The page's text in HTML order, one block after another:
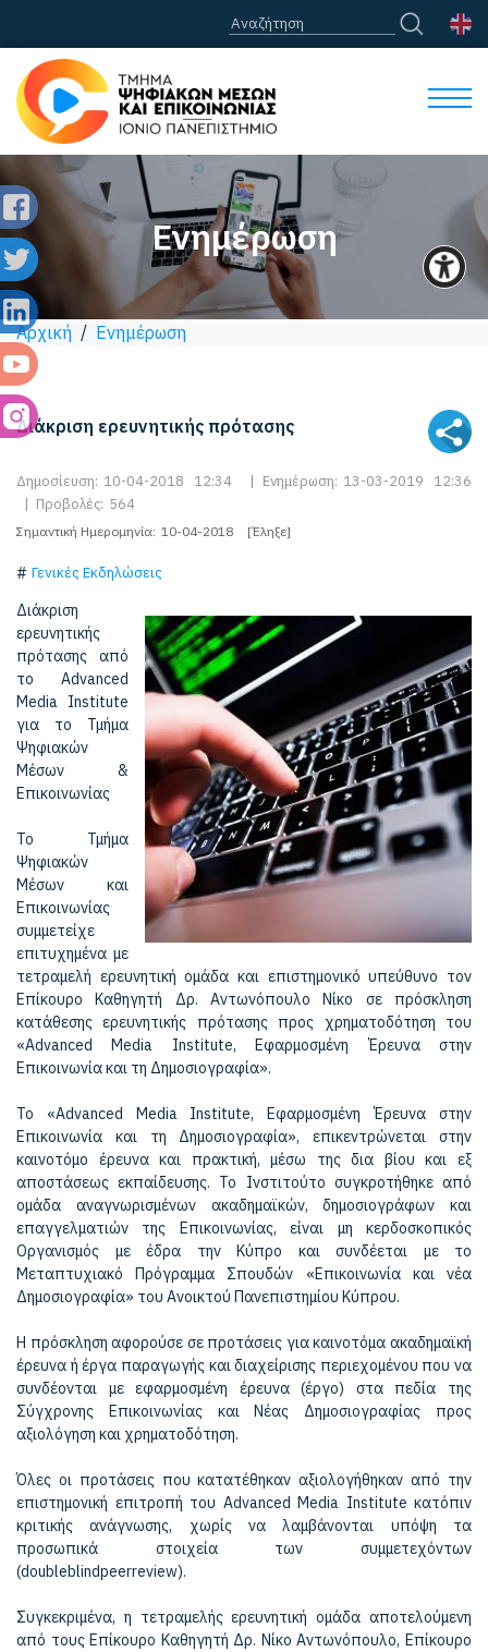
Ενημέρωση
Αρχική / Ενημέρωση
Διάκριση ερευνητικής πρότασης
Δημοσίευση: 10-04-2018 12:34 | Ενημέρωση: 13-03-2019 12:36
| Προβολές: 564
Σημαντική Ημερομηνία: 10-04-2018 [Έληξε]
Γενικές Εκδηλώσεις
Διάκριση
ερευνητικής
πρότασης από
το Advanced
Media Institute
για το Τμήμα
Ψηφιακών
Μέσων &
Επικοινωνίας
Το Τμήμα
Ψηφιακών
Μέσων και
Επικοινωνίας
συμμετείχε
επιτυχημένα με
τετραμελή ερευνητική ομάδα και επιστημονικό υπεύθυνο τον
Επίκουρο Καθηγητή Δρ. Αντωνόπουλο Νίκο σε πρόσκληση
κατάθεσης ερευνητικής πρότασης προς χρηματοδότηση του
«Advanced Media Institute, Εφαρμοσμένη Έρευνα στην
Επικοινωνία και τη Δημοσιογραφία».
Το «Advanced Media Institute, Εφαρμοσμένη Έρευνα στην
Επικοινωνία και τη Δημοσιογραφία», επικεντρώνεται στην
καινοτόμο έρευνα και πρακτική, μέσω της δια βίου και εξ
αποστάσεως εκπαίδευσης. Το Ινστιτούτο συγκροτήθηκε από
ομάδα αναγνωρισμένων ακαδημαϊκών, δημοσιογράφων και
επαγγελματιών της Επικοινωνίας, είναι μη κερδοσκοπικός
Οργανισμός με έδρα την Κύπρο και συνδέεται με το
Μεταπτυχιακό Πρόγραμμα Σπουδών «Επικοινωνία και νέα
Δημοσιογραφία» του Ανοικτού Πανεπιστημίου Κύπρου.
Η πρόσκληση αφορούσε σε προτάσεις για καινοτόμα ακαδημαϊκή
έρευνα ή έργα παραγωγής και διαχείρισης περιεχομένου που να
συνδέονται με εφαρμοσμένη έρευνα (έργο) στα πεδία της
Σύγχρονης Επικοινωνίας και Νέας Δημοσιογραφίας προς
αξιολόγηση και χρηματοδότηση.
Όλες οι προτάσεις που κατατέθηκαν αξιολογήθηκαν από την
επιστημονική επιτροπή του Advanced Media Institute κατόπιν
κριτικής ανάγνωσης, χωρίς να λαμβάνονται υπόψη τα
προσωπικά στοιχεία των συμμετεχόντων
(doubleblindpeerreview).
Συγκεκριμένα, η τετραμελής ερευνητική ομάδα αποτελούμενη
από τους Επίκουρο Καθηγητή Δρ. Νίκο Αντωνόπουλο, Επίκουρο